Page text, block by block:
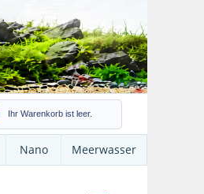
Ihr Warenkorb ist leer.
Nano Meerwasser